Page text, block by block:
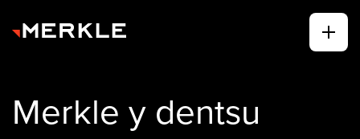
Merkle y dentsu